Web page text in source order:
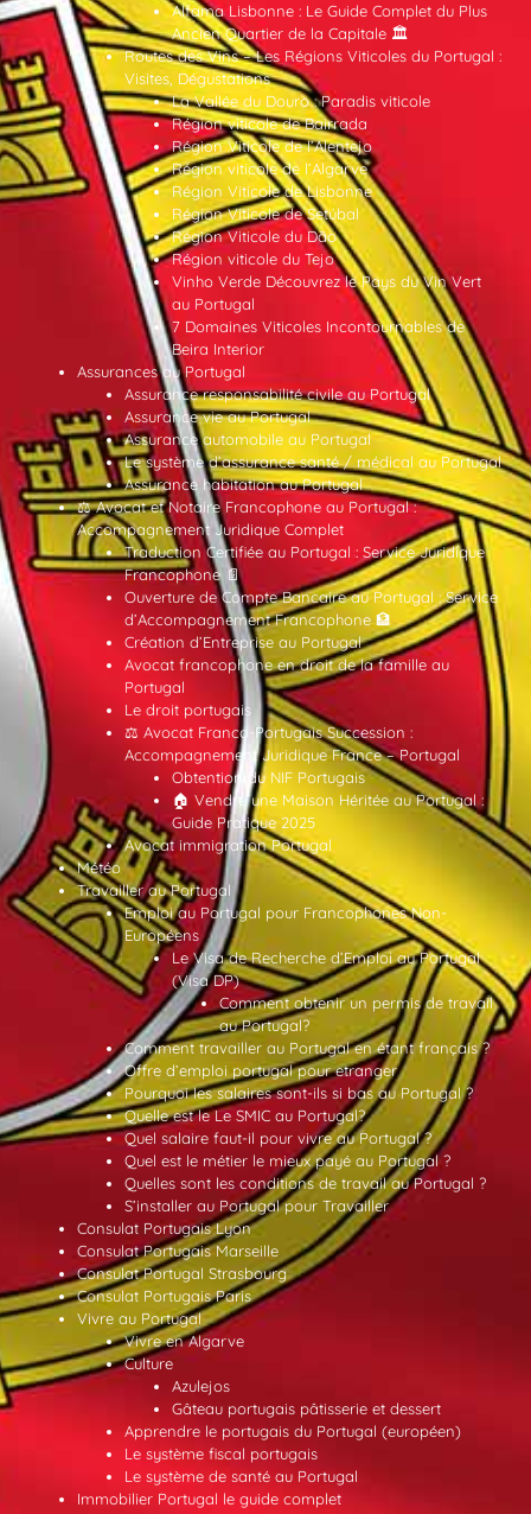
Alfama Lisbonne : Le Guide Complet du Plus
Ancien Quartier de la Capitale 🏛️
Routes des Vins – Les Régions Viticoles du Portugal :
Visites, Dégustations
La Vallée du Douro : Paradis viticole
Région viticole de Bairrada
Région Viticole de l’Alentejo
Région viticole de l’Algarve
Région Viticole de Lisbonne
Région Viticole de Setúbal
Région Viticole du Dão
Région viticole du Tejo
Vinho Verde Découvrez le Pays du Vin Vert
au Portugal
7 Domaines Viticoles Incontournables de
Beira Interior
Assurances au Portugal
Assurance responsabilité civile au Portugal
Assurance vie au Portugal
Assurance automobile au Portugal
Le système d’assurance santé / médical au Portugal
Assurance habitation au Portugal
⚖️ Avocat et Notaire Francophone au Portugal :
Accompagnement Juridique Complet
Traduction Certifiée au Portugal : Service Juridique
Francophone 📄
Ouverture de Compte Bancaire au Portugal : Service
d’Accompagnement Francophone 🏦
Création d’Entreprise au Portugal
Avocat francophone en droit de la famille au
Portugal
Le droit portugais
⚖️ Avocat Franco-Portugais Succession :
Accompagnement Juridique France – Portugal
Obtention du NIF Portugais
🏠 Vendre une Maison Héritée au Portugal :
Guide Pratique 2025
Avocat immigration Portugal
Météo
Travailler au Portugal
Emploi au Portugal pour Francophones Non-
Européens
Le Visa de Recherche d’Emploi au Portugal
(Visa DP)
Comment obtenir un permis de travail
au Portugal?
Comment travailler au Portugal en étant français ?
Offre d’emploi portugal pour etranger
Pourquoi les salaires sont-ils si bas au Portugal ?
Quelle est le Le SMIC au Portugal?
Quel salaire faut-il pour vivre au Portugal ?
Quel est le métier le mieux payé au Portugal ?
Quelles sont les conditions de travail au Portugal ?
S’installer au Portugal pour Travailler
Consulat Portugais Lyon
Consulat Portugais Marseille
Consulat Portugal Strasbourg
Consulat Portugais Paris
Vivre au Portugal
Vivre en Algarve
Culture
Azulejos
Gâteau portugais pâtisserie et dessert
Apprendre le portugais du Portugal (européen)
Le système fiscal portugais
Le système de santé au Portugal
Immobilier Portugal le guide complet